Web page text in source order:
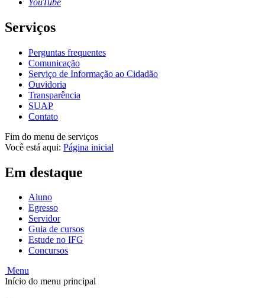
Serviços
Perguntas frequentes
Comunicação
Serviço de Informação ao Cidadão
Ouvidoria
Transparência
SUAP
Contato
Fim do menu de serviços
Você está aqui: Página inicial
Em destaque
Aluno
Egresso
Servidor
Guia de cursos
Estude no IFG
Concursos
Menu
Início do menu principal